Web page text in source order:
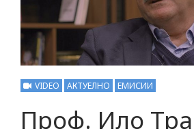
VIDEO АКТУЕЛНО ЕМИСИИ
Проф. Ило